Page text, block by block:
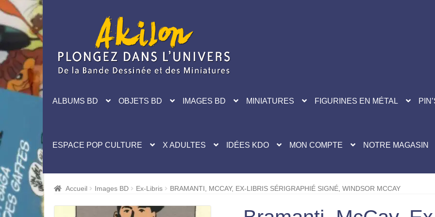
navigation
ALBUMS BD OBJETS BD IMAGES BD MINIATURES FIGURINES EN MÉTAL
ESPACE POP CULTURE X ADULTES IDÉES KDO MON COMPTE NOTRE MAGASIN
Accueil Images BD Ex-Libris BRAMANTI, MCCAY, EX-LIBRIS SÉRIGRAPHIÉ SIGNÉ, WINDSOR MCCAY